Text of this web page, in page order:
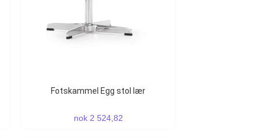
Fotskammel Egg stol lær
nok 2 524,82